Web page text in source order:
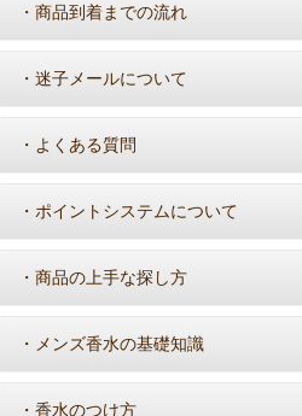
・ 商品到着までの流れ
・ 迷子メールについて
・ よくある質問
・ ポイントシステムについて
・ 商品の上手な探し方
・ メンズ香水の基礎知識
・ 香水のつけ方